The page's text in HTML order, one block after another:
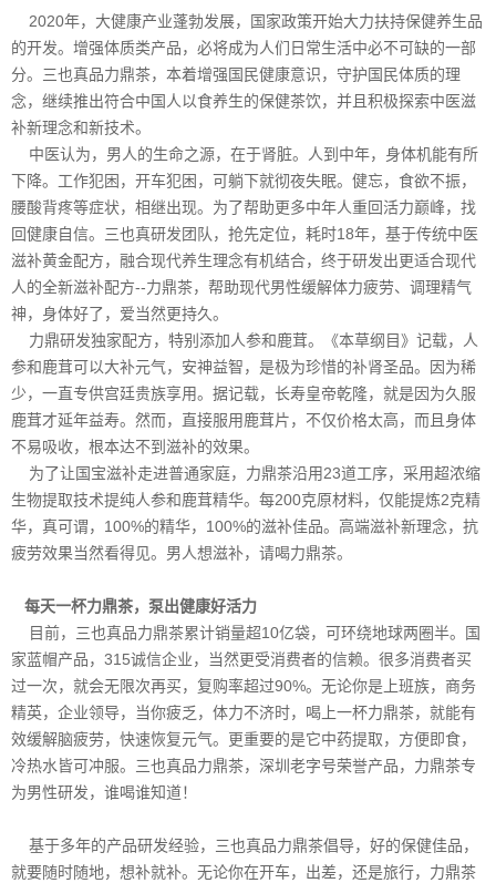
2020年，大健康产业蓬勃发展，国家政策开始大力扶持保健养生品
的开发。增强体质类产品，必将成为人们日常生活中必不可缺的一部
分。三也真品力鼎茶，本着增强国民健康意识，守护国民体质的理
念，继续推出符合中国人以食养生的保健茶饮，并且积极探索中医滋
补新理念和新技术。
中医认为，男人的生命之源，在于肾脏。人到中年，身体机能有所
下降。工作犯困，开车犯困，可躺下就彻夜失眠。健忘，食欲不振，
腰酸背疼等症状，相继出现。为了帮助更多中年人重回活力巅峰，找
回健康自信。三也真研发团队，抢先定位，耗时18年，基于传统中医
滋补黄金配方，融合现代养生理念有机结合，终于研发出更适合现代
人的全新滋补配方--力鼎茶，帮助现代男性缓解体力疲劳、调理精气
神，身体好了，爱当然更持久。
力鼎研发独家配方，特别添加人参和鹿茸。《本草纲目》记载，人
参和鹿茸可以大补元气，安神益智，是极为珍惜的补肾圣品。因为稀
少，一直专供宫廷贵族享用。据记载，长寿皇帝乾隆，就是因为久服
鹿茸才延年益寿。然而，直接服用鹿茸片，不仅价格太高，而且身体
不易吸收，根本达不到滋补的效果。
为了让国宝滋补走进普通家庭，力鼎茶沿用23道工序，采用超浓缩
生物提取技术提纯人参和鹿茸精华。每200克原材料，仅能提炼2克精
华，真可谓，100%的精华，100%的滋补佳品。高端滋补新理念，抗
疲劳效果当然看得见。男人想滋补，请喝力鼎茶。
每天一杯力鼎茶，泵出健康好活力
目前，三也真品力鼎茶累计销量超10亿袋，可环绕地球两圈半。国
家蓝帽产品，315诚信企业，当然更受消费者的信赖。很多消费者买
过一次，就会无限次再买，复购率超过90%。无论你是上班族，商务
精英，企业领导，当你疲乏，体力不济时，喝上一杯力鼎茶，就能有
效缓解脑疲劳，快速恢复元气。更重要的是它中药提取，方便即食，
冷热水皆可冲服。三也真品力鼎茶，深圳老字号荣誉产品，力鼎茶专
为男性研发，谁喝谁知道！
基于多年的产品研发经验，三也真品力鼎茶倡导，好的保健佳品，
就要随时随地，想补就补。无论你在开车，出差，还是旅行，力鼎茶